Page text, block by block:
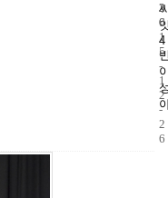
4
3
6
2
0
1
5
-
1
2
-
2
6